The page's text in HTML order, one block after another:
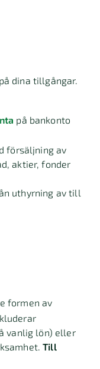
dina tillgångar.
på bankonto
försäljning av
aktier, fonder
uthyrning av till
formen av
vanlig lön) eller
Till